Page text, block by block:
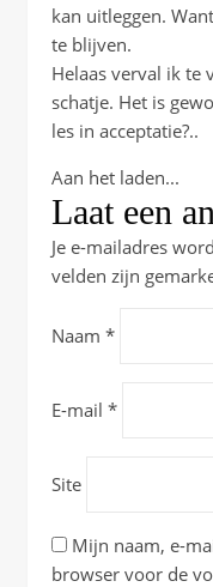
kan uitleggen.
te blijven.
Helaas verval ik te
schatje. Het is
les in acceptatie?..
Aan het laden...
Laat een
Je e-mailadres
velden zijn
Naam *
E-mail *
Site
Mijn naam, e-
browser voor de